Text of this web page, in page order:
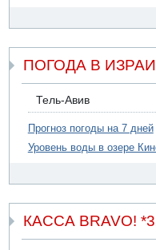
ДТП в Ашдоде: тяжело
07.08.2026 19:14
Скончался водитель,
Иерусалиме
07.08.2026 17:57
Подозреваемый в
Дахан
07.08.2026 17:55
коррупционных
для уклонистов-харедим
ПОГОДА В
Тель-Авив
Прогноз погоды на 7 дней
Уровень воды в озере
КАССА BRAVO!